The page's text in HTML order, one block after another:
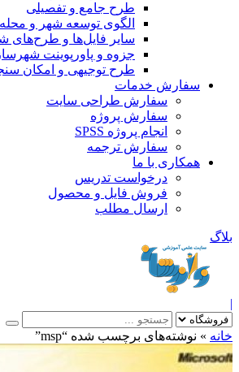
طرح جامع و تفصیلی
الگوی توسعه شهر و محله
سایر فایل‌ها و طرح‌های شهری
جزوه و پاورپوینت شهرسازی
طرح توجیهی و امکان سنجی
سفارش خدمات
سفارش طراحی سایت
سفارش پروژه
انجام پروژه SPSS
سفارش ترجمه
همکاری با ما
درخواست تدریس
فروش فایل و محصول
ارسال مطلب
»نوشته‌های برچسب شده “msp”